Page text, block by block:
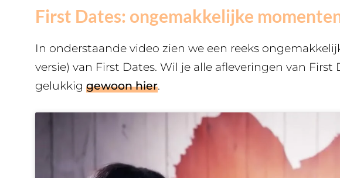
First Dates: ongemakkelijke
In onderstaande video zien we een reeks
versie) van First Dates. Wil je alle afleveringen van
gelukkig gewoon hier.